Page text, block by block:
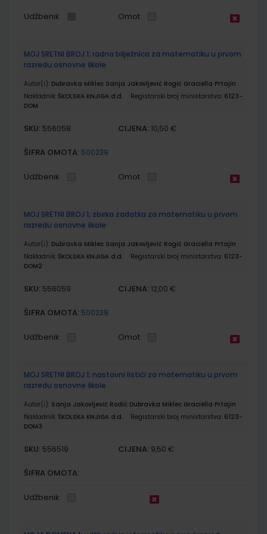
Udžbenik Omot
MOJ SRETNI BROJ 1; radna bilježnica za matematiku u prvom
razredu osnovne škole
Autor(i): Dubravka Miklec Sanja Jakovljević Rogić Graciella Prtajin
Nakladnik: ŠKOLSKA KNJIGA d.d. Registarski broj ministarstva: 6123-
DOM
SKU: 556058 CIJENA: 10,50 €
ŠIFRA OMOTA: 500239
Udžbenik Omot
MOJ SRETNI BROJ 1; zbirka zadatka za matematiku u prvom
razredu osnovne škole
Autor(i): Dubravka Miklec Sanja Jakovljević Rogić Graciella Prtajin
Nakladnik: ŠKOLSKA KNJIGA d.d. Registarski broj ministarstva: 6123-
DOM2
SKU: 556059 CIJENA: 12,00 €
ŠIFRA OMOTA: 500239
Udžbenik Omot
MOJ SRETNI BROJ 1; nastavni listići za matematiku u prvom
razredu osnovne škole
Autor(i): Sanja Jakovljević Rodić Dubravka Miklec Graciella Prtajin
Nakladnik: ŠKOLSKA KNJIGA d.d. Registarski broj ministarstva: 6123-
DOM3
SKU: 556519 CIJENA: 9,50 €
ŠIFRA OMOTA:
Udžbenik